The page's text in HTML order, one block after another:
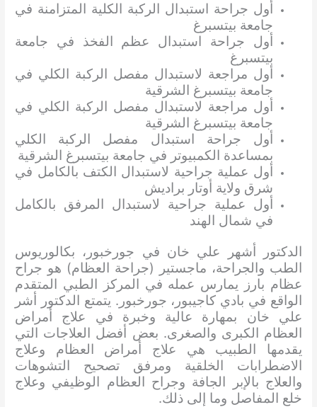
أول جراحة استبدال الركبة الكلية المتزامنة في
جامعة بيتسبرغ
أول جراحة استبدال عظم الفخذ في جامعة
بيتسبرغ
أول مراجعة لاستبدال مفصل الركبة الكلي في
جامعة بيتسبرغ الشرقية
أول مراجعة لاستبدال مفصل الركبة الكلي في
جامعة بيتسبرغ الشرقية
أول جراحة استبدال مفصل الركبة الكلي
بمساعدة الكمبيوتر في جامعة بيتسبرغ الشرقية
أول عملية جراحية لاستبدال الكتف بالكامل في
شرق ولاية أوتار براديش
أول عملية جراحية لاستبدال المرفق بالكامل
في شمال الهند
الدكتور أشهر علي خان في جورخبور، بكالوريوس
الطب والجراحة، ماجستير (جراحة العظام) هو جراح
عظام بارز يمارس عمله في المركز الطبي المتقدم
الواقع في بادي كاجيبور، جورخبور. يتمتع الدكتور أشر
علي خان بمهارة عالية وخبرة في علاج أمراض
العظام الكبرى والصغرى. بعض أفضل العلاجات التي
يقدمها الطبيب هي علاج أمراض العظام وعلاج
الاضطرابات الخلقية ومرفق تصحيح التشوهات
والعلاج بالإبر الجافة وجراح العظام الوظيفي وعلاج
خلع المفاصل وما إلى ذلك.